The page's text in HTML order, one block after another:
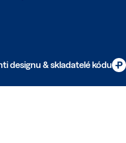
designu & skladatelé kódu